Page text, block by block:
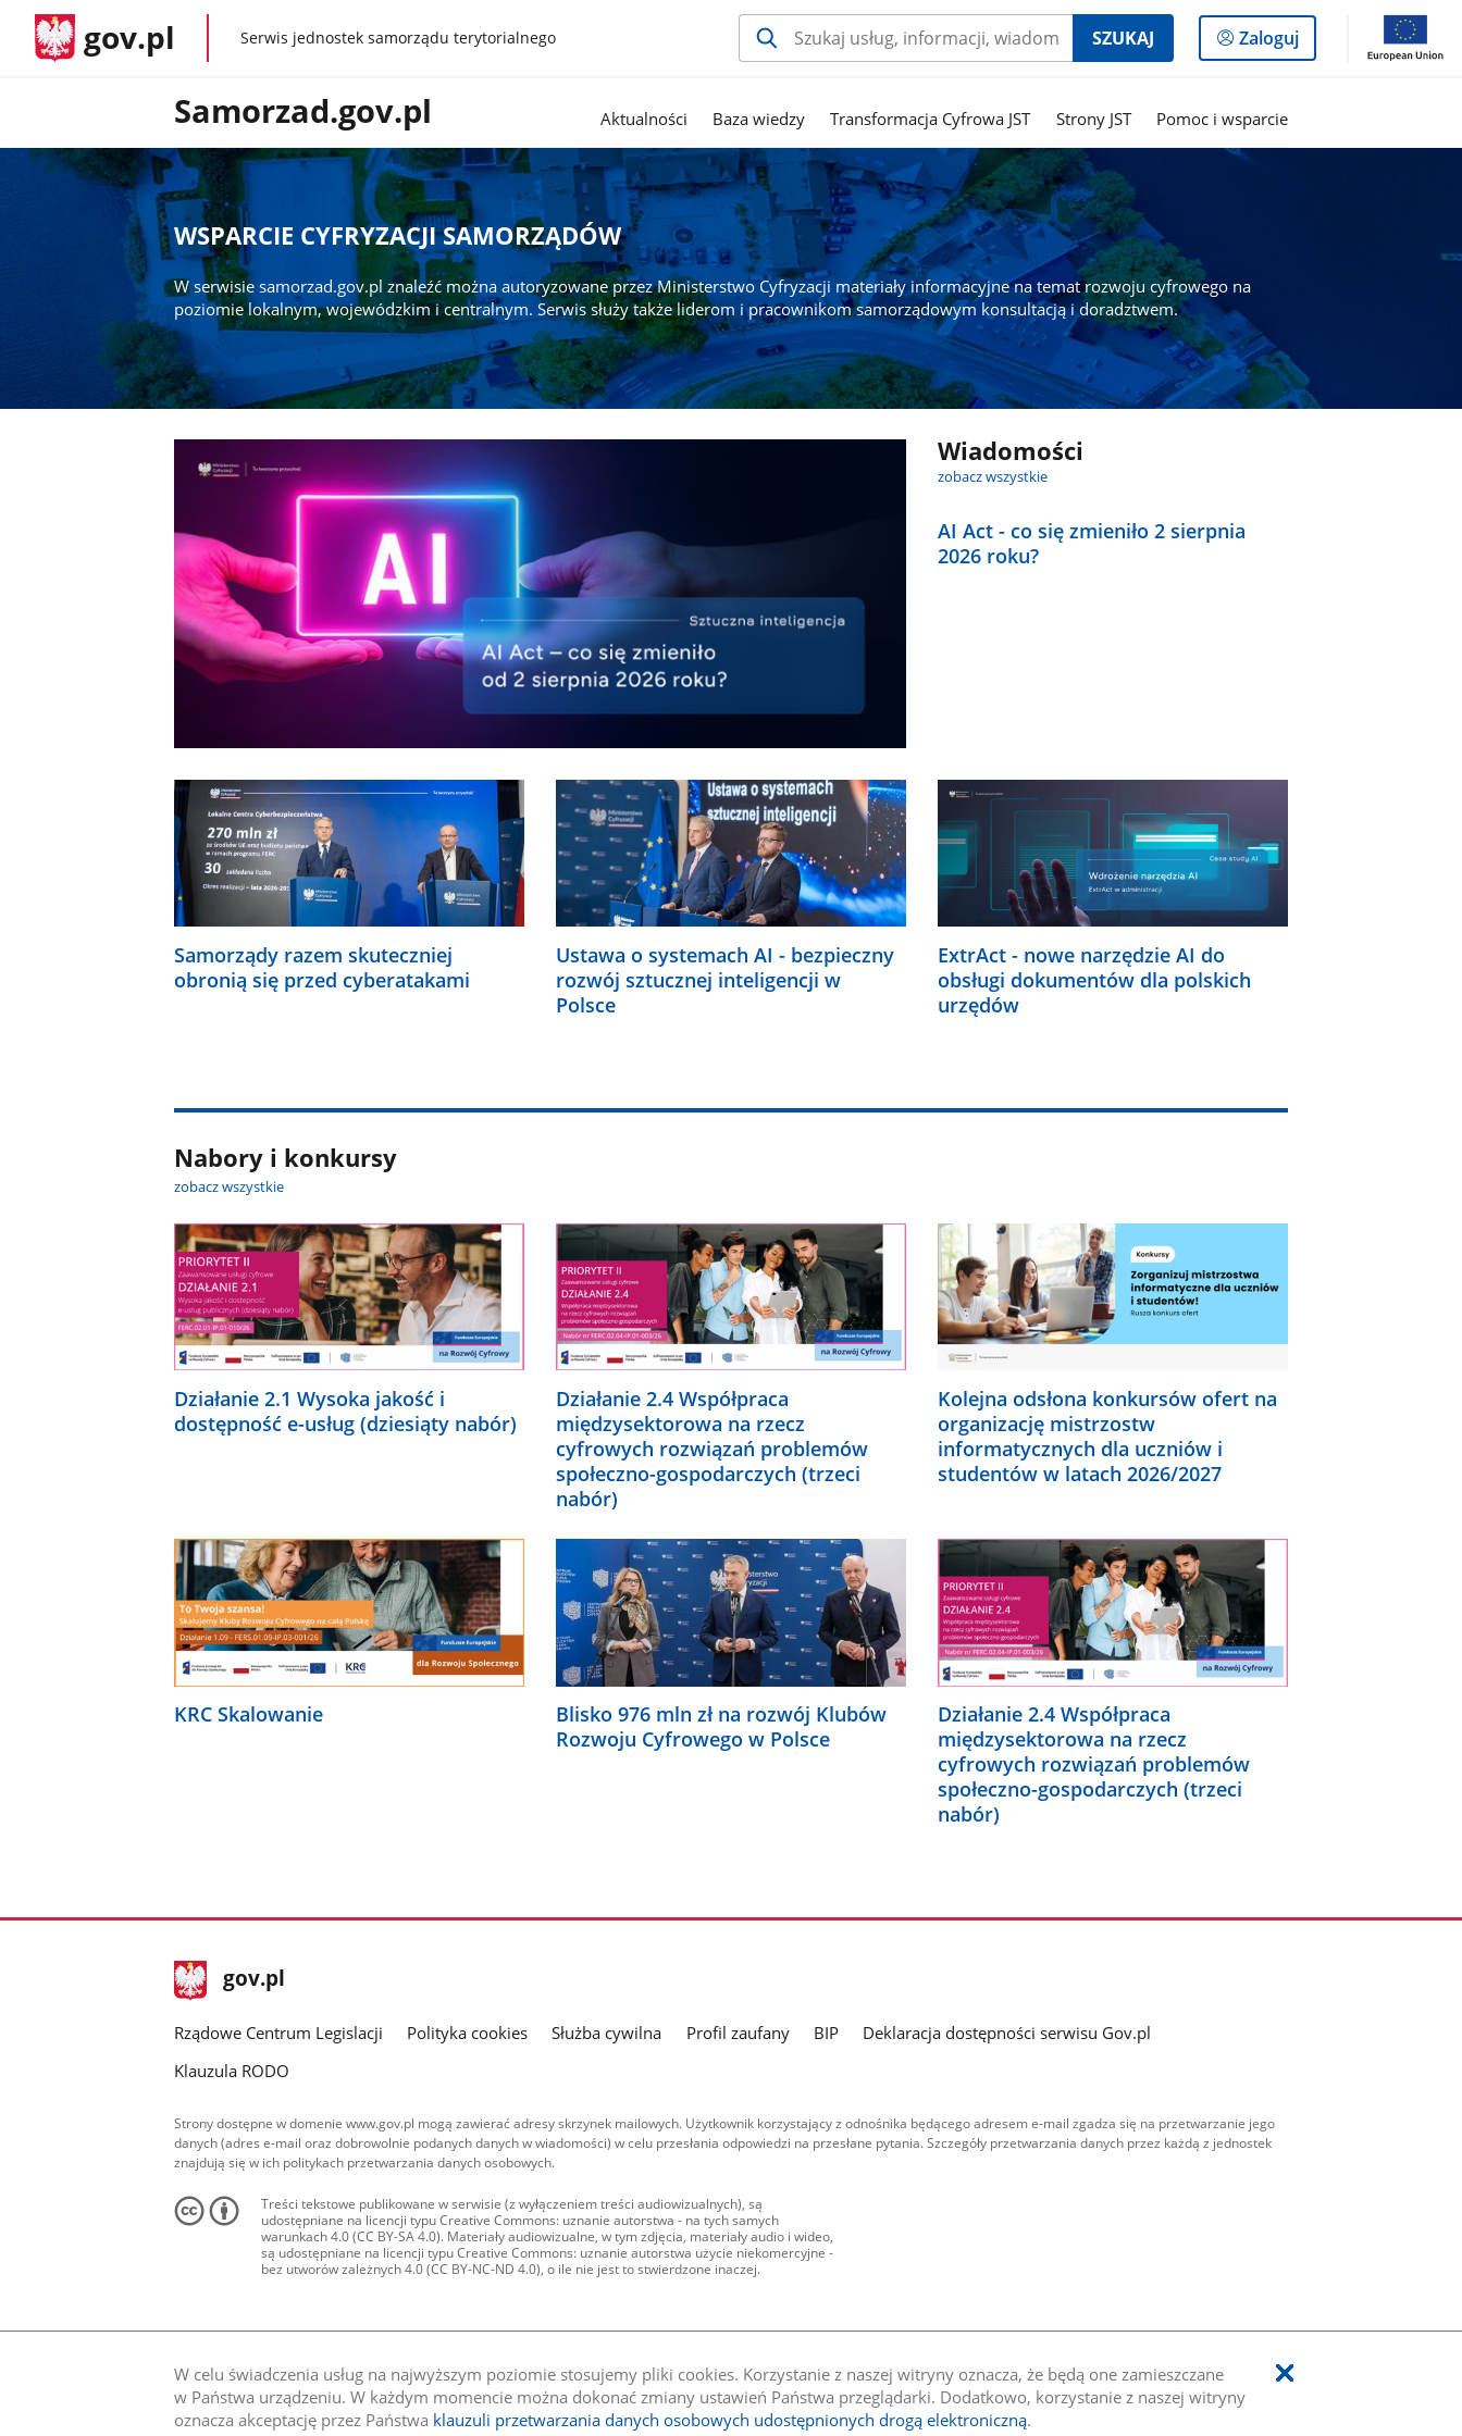
W celu świadczenia usług na najwyższym poziomie stosujemy pliki cookies. Korzystanie z naszej witryny oznacza, że będą one zamieszczane
w Państwa urządzeniu. W każdym momencie można dokonać zmiany ustawień Państwa przeglądarki. Dodatkowo, korzystanie z naszej witryny
oznacza akceptację przez Państwa klauzuli przetwarzania danych osobowych udostępnionych drogą elektroniczną.
gov.pl gov.plSerwis jednostek samorządu terytorialnego SZUKAJ
Logowanie
do
Zaloguj
Samorzad.gov.pl Aktualności Baza wiedzy Transformacja Cyfrowa JST Strony JST Pomoc i wsparcie
WSPARCIE CYFRYZACJI SAMORZĄDÓW
W serwisie samorzad.gov.pl znaleźć można autoryzowane przez Ministerstwo Cyfryzacji materiały informacyjne na temat rozwoju cyfrowego na
poziomie lokalnym, wojewódzkim i centralnym. Serwis służy także liderom i pracownikom samorządowym konsultacją i doradztwem.
Wiadomości
zobacz wszystkie
AI Act - co się zmieniło 2 sierpnia
2026 roku?
Samorządy razem skuteczniej
obronią się przed cyberatakami
Ustawa o systemach AI - bezpieczny
rozwój sztucznej inteligencji w
Polsce
ExtrAct - nowe narzędzie AI do
obsługi dokumentów dla polskich
urzędów
Nabory i konkursy
zobacz wszystkie
Działanie 2.1 Wysoka jakość i
dostępność e-usług (dziesiąty nabór)
Działanie 2.4 Współpraca
międzysektorowa na rzecz
cyfrowych rozwiązań problemów
społeczno-gospodarczych (trzeci
nabór)
Kolejna odsłona konkursów ofert na
organizację mistrzostw
informatycznych dla uczniów i
studentów w latach 2026/2027
KRC Skalowanie
Blisko 976 mln zł na rozwój Klubów
Rozwoju Cyfrowego w Polsce
Działanie 2.4 Współpraca
międzysektorowa na rzecz
cyfrowych rozwiązań problemów
społeczno-gospodarczych (trzeci
nabór)
stopka
gov.pl Strona
gov.pl
Rządowe Centrum Legislacji Polityka cookies Służba cywilna Profil zaufany BIP
Deklaracja dostępności serwisu Gov.pl
Klauzula RODO
Strony dostępne w domenie www.gov.pl mogą zawierać adresy skrzynek mailowych. Użytkownik korzystający z odnośnika będącego adresem e-mail zgadza się na przetwarzanie jego
danych (adres e-mail oraz dobrowolnie podanych danych w wiadomości) w celu przesłania odpowiedzi na przesłane pytania. Szczegóły przetwarzania danych przez każdą z jednostek
znajdują się w ich politykach przetwarzania danych osobowych.
Treści tekstowe publikowane w serwisie (z wyłączeniem treści audiowizualnych), są
udostępniane na licencji typu Creative Commons: uznanie autorstwa - na tych samych
warunkach 4.0 (CC BY-SA 4.0). Materiały audiowizualne, w tym zdjęcia, materiały audio i wideo,
są udostępniane na licencji typu Creative Commons: uznanie autorstwa użycie niekomercyjne -
bez utworów zależnych 4.0 (CC BY-NC-ND 4.0), o ile nie jest to stwierdzone inaczej.